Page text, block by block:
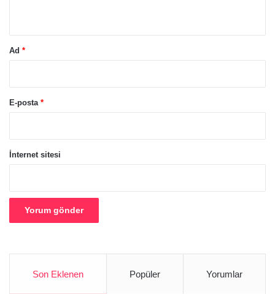
Ad *
E-posta *
İnternet sitesi
Son Eklenen Popüler Yorumlar